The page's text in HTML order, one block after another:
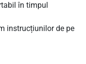
în timpul
instrucțiunilor de pe